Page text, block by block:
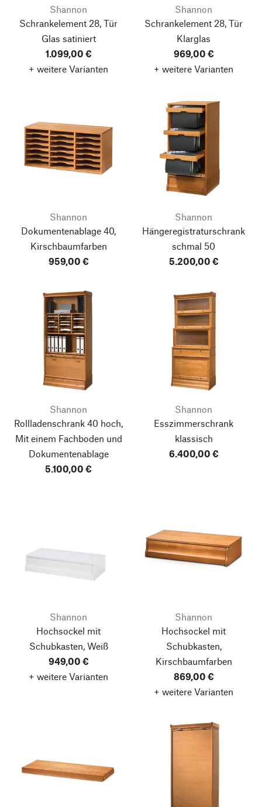
Shannon
Schrankelement 28, Tür
Glas satiniert
1.099,00 €
+ weitere Varianten
Shannon
Schrankelement 28, Tür
Klarglas
969,00 €
+ weitere Varianten
Shannon
Dokumentenablage 40,
Kirschbaumfarben
959,00 €
Shannon
Hängeregistraturschrank
schmal 50
5.200,00 €
Shannon
Rollladenschrank 40 hoch,
Mit einem Fachboden und
Dokumentenablage
5.100,00 €
Shannon
Esszimmerschrank
klassisch
6.400,00 €
Shannon
Hochsockel mit
Schubkasten, Weiß
949,00 €
+ weitere Varianten
Shannon
Hochsockel mit
Schubkasten,
Kirschbaumfarben
869,00 €
+ weitere Varianten